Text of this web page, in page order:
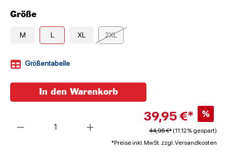
Größe
M L XL 2XL
Größentabelle
39,95 €* %
44,95 €* (11.12% gespart)
*Preise inkl. MwSt. zzgl. Versandkosten
In den Warenkorb